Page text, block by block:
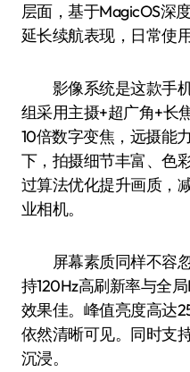
层面，基于MagicOS深
延长续航表现，日常使
影像系统是这款手机
组采用主摄+超广角+长
10倍数字变焦，远摄能
下，拍摄细节丰富、色
过算法优化提升画质，
业相机。
屏幕素质同样不容忽
持120Hz高刷新率与全
效果佳。峰值亮度高达
依然清晰可见。同时支
沉浸。